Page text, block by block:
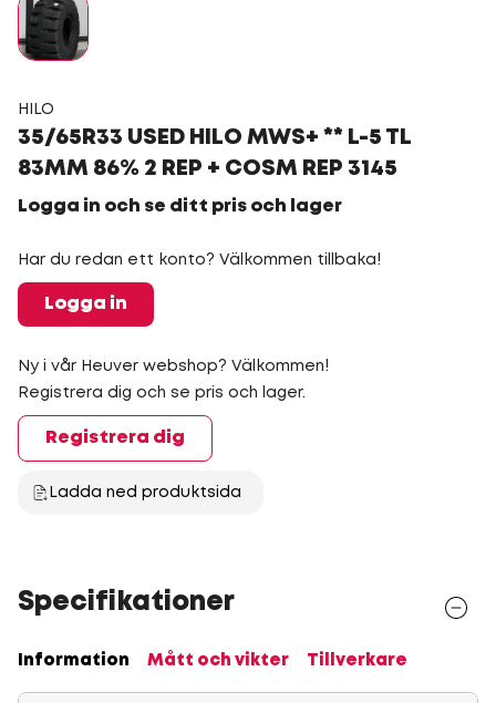
HILO
35/65R33 USED HILO MWS+ ** L-5 TL
83MM 86% 2 REP + COSM REP 3145
Logga in och se ditt pris och lager
Har du redan ett konto? Välkommen tillbaka!
Logga in
Ny i vår Heuver webshop? Välkommen!
Registrera dig och se pris och lager.
Registrera dig
Ladda ned produktsida
Specifikationer
Information Mått och vikter Tillverkare